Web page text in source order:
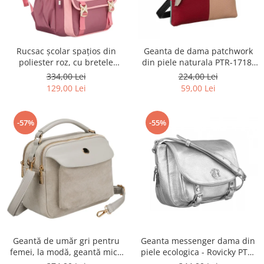
Rucsac școlar spațios din
poliester roz, cu bretele
reglabile - Peterson PTR-PTN
8610-1327 PINK
334,00 Lei
129,00 Lei
Geanta de dama patchwork
din piele naturala PTR-1718-
SKL-6922 MULTI
224,00 Lei
59,00 Lei
-57%
Geantă de umăr gri pentru
femei, la modă, geantă mică
-55%
Geanta messenger dama din
piele ecologica - Rovicky PTR-